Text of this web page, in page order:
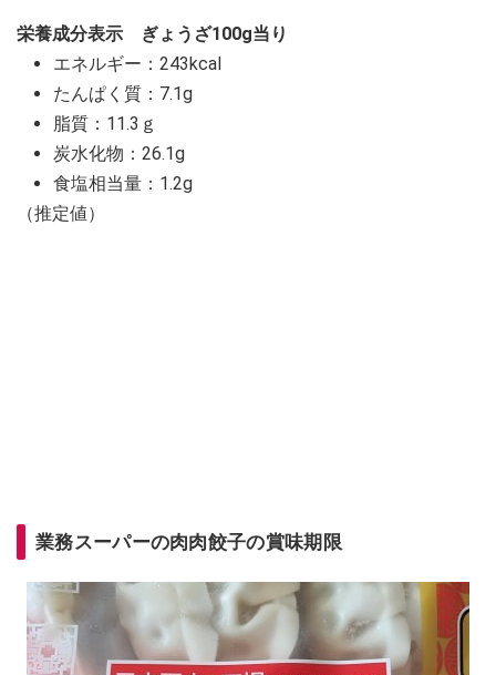
栄養成分表示 ぎょうざ100g当り
エネルギー：243kcal
たんぱく質：7.1g
脂質：11.3ｇ
炭水化物：26.1g
食塩相当量：1.2g
（推定値）
業務スーパーの肉肉餃子の賞味期限